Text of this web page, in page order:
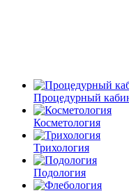
Процедурный
Косметология
Трихология
Подология